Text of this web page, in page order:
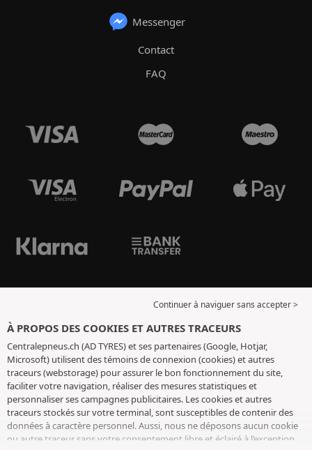
Messenger
Contact
FAQ
Continuer à naviguer sans accepter >
À PROPOS DES COOKIES ET AUTRES TRACEURS
Centralepneus.ch (AD TYRES) et ses partenaires (Google, Hotjar,
Microsoft) utilisent des témoins de connexion (cookies) et autres
traceurs (webstorage) pour assurer le bon fonctionnement du site,
faciliter votre navigation, réaliser des mesures statistiques et
personnaliser ses campagnes publicitaires. Les cookies et autres
traceurs stockés sur votre terminal, sont susceptibles de contenir des
données à caractère personnel. Aussi, nous ne déposons aucun cookie
ou autre traceur sans votre consentement libre et éclairé à l’exception